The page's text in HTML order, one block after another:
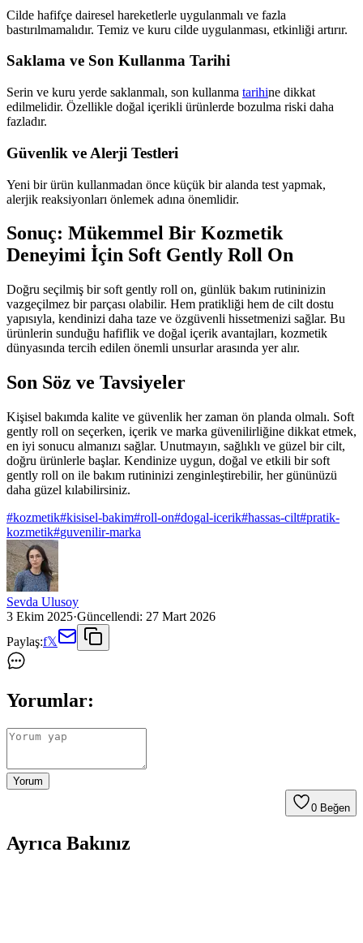
Cilde hafifçe dairesel hareketlerle uygulanmalı ve fazla
bastırılmamalıdır. Temiz ve kuru cilde uygulanması, etkinliği artırır.
Saklama ve Son Kullanma Tarihi
Serin ve kuru yerde saklanmalı, son kullanma tarihine dikkat
edilmelidir. Özellikle doğal içerikli ürünlerde bozulma riski daha
fazladır.
Güvenlik ve Alerji Testleri
Yeni bir ürün kullanmadan önce küçük bir alanda test yapmak,
alerjik reaksiyonları önlemek adına önemlidir.
Sonuç: Mükemmel Bir Kozmetik
Deneyimi İçin Soft Gently Roll On
Doğru seçilmiş bir soft gently roll on, günlük bakım rutininizin
vazgeçilmez bir parçası olabilir. Hem pratikliği hem de cilt dostu
yapısıyla, kendinizi daha taze ve özgüvenli hissetmenizi sağlar. Bu
ürünlerin sunduğu hafiflik ve doğal içerik avantajları, kozmetik
dünyasında tercih edilen önemli unsurlar arasında yer alır.
Son Söz ve Tavsiyeler
Kişisel bakımda kalite ve güvenlik her zaman ön planda olmalı. Soft
gently roll on seçerken, içerik ve marka güvenilirliğine dikkat etmek,
en iyi sonucu almanızı sağlar. Unutmayın, sağlıklı ve güzel bir cilt,
doğru ürünlerle başlar. Kendinize uygun, doğal ve etkili bir soft
gently roll on ile bakım rutininizi zenginleştirebilir, her gününüzü
daha güzel kılabilirsiniz.
#kozmetik#kisisel-bakim#roll-on#dogal-icerik#hassas-cilt#pratik-
kozmetik#guvenilir-marka
Sevda Ulusoy
3 Ekim 2025·Güncellendi: 27 Mart 2026
Paylaş:f𝕏
Yorumlar:
Yorum
0 Beğen
Ayrıca Bakınız